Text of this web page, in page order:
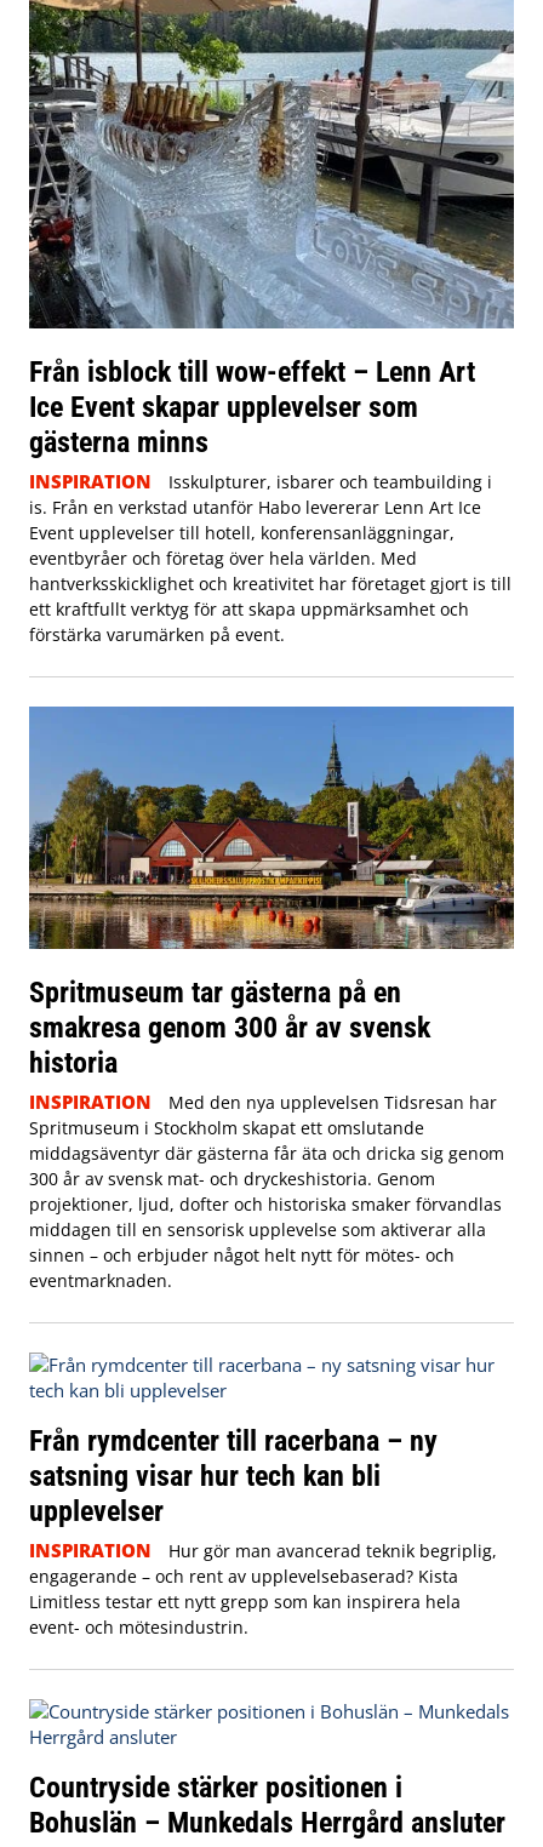
Från isblock till wow-effekt – Lenn Art
Ice Event skapar upplevelser som
gästerna minns
INSPIRATION
Isskulpturer, isbarer och teambuilding i
is. Från en verkstad utanför Habo levererar Lenn Art Ice
Event upplevelser till hotell, konferensanläggningar,
eventbyråer och företag över hela världen. Med
hantverksskicklighet och kreativitet har företaget gjort is till
ett kraftfullt verktyg för att skapa uppmärksamhet och
förstärka varumärken på event.
Spritmuseum tar gästerna på en
smakresa genom 300 år av svensk
historia
INSPIRATION
Med den nya upplevelsen Tidsresan har
Spritmuseum i Stockholm skapat ett omslutande
middagsäventyr där gästerna får äta och dricka sig genom
300 år av svensk mat- och dryckeshistoria. Genom
projektioner, ljud, dofter och historiska smaker förvandlas
middagen till en sensorisk upplevelse som aktiverar alla
sinnen – och erbjuder något helt nytt för mötes- och
eventmarknaden.
Från rymdcenter till racerbana – ny
satsning visar hur tech kan bli
upplevelser
INSPIRATION
Hur gör man avancerad teknik begriplig,
engagerande – och rent av upplevelsebaserad? Kista
Limitless testar ett nytt grepp som kan inspirera hela
event- och mötesindustrin.
Countryside stärker positionen i
Bohuslän – Munkedals Herrgård ansluter